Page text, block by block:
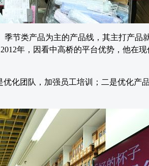
节类产品为主的产品线，其主打产品
年，因看中高桥的平台优势，他在
化团队，加强员工培训；二是优化产